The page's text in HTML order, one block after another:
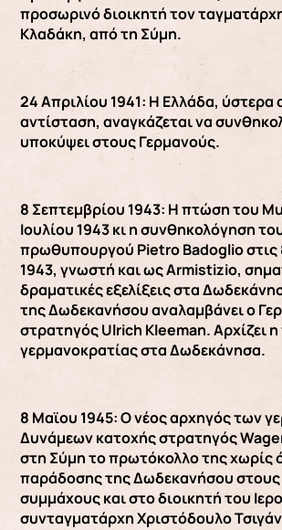
προσωρινό διοικητή τον
Κλαδάκη, από τη Σύμη.
24 Απριλίου 1941: Η Ελλάδα, ύστερα
αντίσταση, αναγκάζεται να
υποκύψει στους Γερμανούς.
8 Σεπτεμβρίου 1943: Η πτώση του
Ιουλίου 1943 κι η συνθηκολόγηση
πρωθυπουργού Pietro Badoglio στις
1943, γνωστή και ως Armistizio,
δραματικές εξελίξεις στα
της Δωδεκανήσου αναλαμβάνει ο
στρατηγός Ulrich Kleeman. Αρχίζει
γερμανοκρατίας στα Δωδεκάνησα.
8 Μαϊου 1945: Ο νέος αρχηγός των
Δυνάμεων κατοχής στρατηγός
στη Σύμη το πρωτόκολλο της χωρίς
παράδοσης της Δωδεκανήσου
συμμάχους και στο διοικητή του
συνταγματάρχη Χριστόδουλο